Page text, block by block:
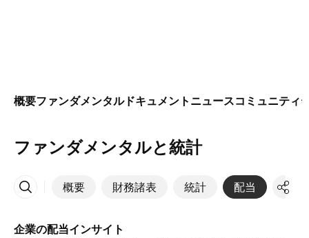
概要ファンダメンタルドキュメント ニュースコミュニティ
ファンダメンタルと統計
概要 財務諸表 統計 配当 決算
その他
企業の配当インサイト